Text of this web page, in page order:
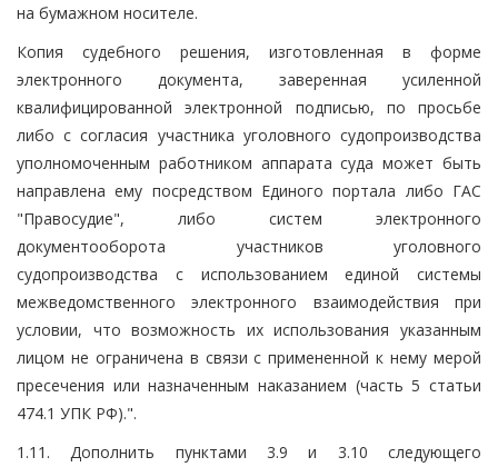
на бумажном носителе.
Копия судебного решения, изготовленная в форме
электронного документа, заверенная усиленной
квалифицированной электронной подписью, по просьбе
либо с согласия участника уголовного судопроизводства
уполномоченным работником аппарата суда может быть
направлена ему посредством Единого портала либо ГАС
"Правосудие", либо систем электронного
документооборота участников уголовного
судопроизводства с использованием единой системы
межведомственного электронного взаимодействия при
условии, что возможность их использования указанным
лицом не ограничена в связи с примененной к нему мерой
пресечения или назначенным наказанием (часть 5 статьи
474.1 УПК РФ).".
1.11. Дополнить пунктами 3.9 и 3.10 следующего